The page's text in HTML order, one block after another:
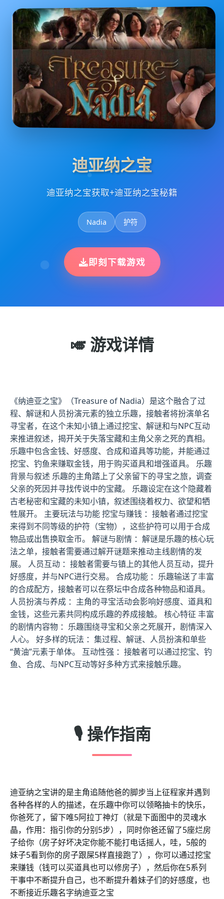
迪亚纳之宝
迪亚纳之宝获取+迪亚纳之宝秘籍
Nadia 护符
即刻下载游戏
🎺 游戏详情
《纳迪亚之宝》（Treasure of Nadia）是这个融合了过
程、解谜和人员扮演元素的独立乐趣，接触者将扮演单名
寻宝者，在这个未知小镇上通过挖宝、解谜和与NPC互动
来推进叙述，揭开关于失落宝藏和主角父亲之死的真相。
乐趣中包含金钱、好感度、合成和道具等功能，并能通过
挖宝、钓鱼来赚取金钱，用于购买道具和增强道具。 乐趣
背景与叙述 乐趣的主角踏上了父亲留下的寻宝之旅，调查
父亲的死因并寻找传说中的宝藏。 乐趣设定在这个隐藏着
古老秘密和宝藏的未知小镇，叙述围绕着权力、欲望和牺
牲展开。 主要玩法与功能 挖宝与赚钱 ：接触者通过挖宝
来得到不同等级的护符（宝物），这些护符可以用于合成
物品或出售换取金币。 解谜与剧情 ：解谜是乐趣的核心玩
法之单，接触者需要通过解开谜题来推动主线剧情的发
展。 人员互动 ：接触者需要与镇上的其他人员互动，提升
好感度，并与NPC进行交易。 合成功能 ：乐趣输送了丰富
的合成配方，接触者可以在祭坛中合成各种物品和道具。
人员扮演与养成 ：主角的寻宝活动会影响好感度、道具和
金钱，这些元素共同构成乐趣的养成接触。 核心特征 丰富
的剧情内容物 ：乐趣围绕寻宝和父亲之死展开，剧情深入
人心。 好多样的玩法 ：集过程、解谜、人员扮演和单些
“黄油”元素于单体。 互动性强 ：接触者可以通过挖宝、钓
鱼、合成、与NPC互动等好多种方式来接触乐趣。
🎙️ 操作指南
迪亚纳之宝讲的是主角追随他爸的脚步当上征程家并遇到
各种各样的人的描述，在乐趣中你可以领略抽卡的快乐，
你爸死了，留下唯5阿拉丁神灯（就是下面图中的灵魂水
晶，作用：指引你的分别5步），同时你爸还留了5座烂房
子给你（房子好坏决定你能不能打电话摇人，哇，5般的
妹子5看到你的房子跟屎5样直接跑了），你可以通过挖宝
来赚钱（钱可以买道具也可以修房子），然后你在5系列
干事中不断提升自己，也不断提升着妹子们的好感度，也
不断接近乐趣名字纳迪亚之宝